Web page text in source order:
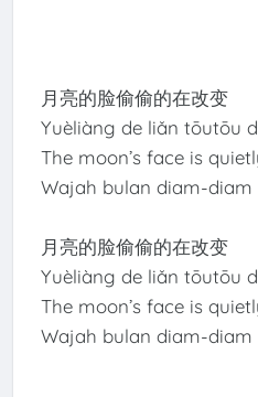
月亮的脸偷偷的在改变
Yuèliàng de liǎn tōutōu
The moon’s face is
Wajah bulan diam-diam
月亮的脸偷偷的在改变
Yuèliàng de liǎn tōutōu
The moon’s face is
Wajah bulan diam-diam